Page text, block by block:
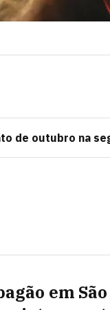
de outubro na
em